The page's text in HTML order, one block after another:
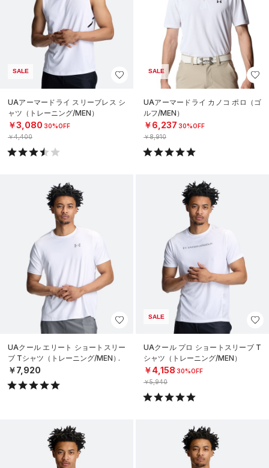
SALE
UAアーマードライ スリーブレス シ
ャツ（トレーニング/MEN）
￥3,080 30%OFF
￥4,400
SALE
UAアーマードライ カノコ ポロ（ゴ
ルフ/MEN）
￥6,237 30%OFF
￥8,910
UAクール エリート ショートスリー
ブ Tシャツ（トレーニング/MEN）
￥7,920
SALE
UAクール プロ ショートスリーブ T
シャツ（トレーニング/MEN）
￥4,158 30%OFF
￥5,940